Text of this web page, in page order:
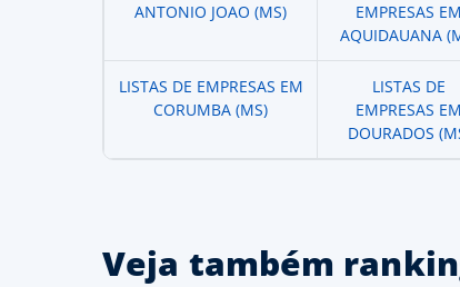
ANTONIO JOAO (MS)
EMPRESAS EM
AQUIDAUANA
LISTAS DE EMPRESAS EM
CORUMBA (MS)
LISTAS DE
EMPRESAS EM
DOURADOS
Veja também